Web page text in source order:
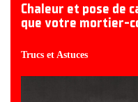
Chaleur et pose de
que votre mortier-
Trucs et Astuces